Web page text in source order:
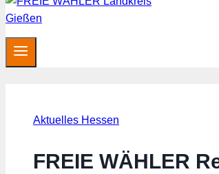
Aktuelles Hessen
FREIE WÄHLER